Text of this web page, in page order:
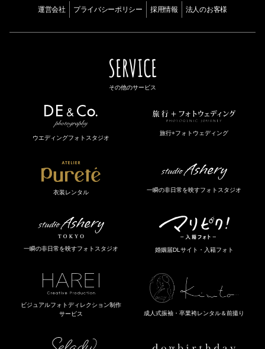
運営会社 プライバシーポリシー 採用情報 法人のお客様
SERVICE
その他のサービス
ウエディングフォトスタジオ
旅行+フォトウェディング
衣装レンタル 一瞬の非日常を映すフォトスタジオ
一瞬の非日常を映すフォトスタジオ 婚姻届DLサイト・入籍フォト
ビジュアルフォトディレクション制作
サービス
成人式振袖・卒業袴レンタル＆前撮り